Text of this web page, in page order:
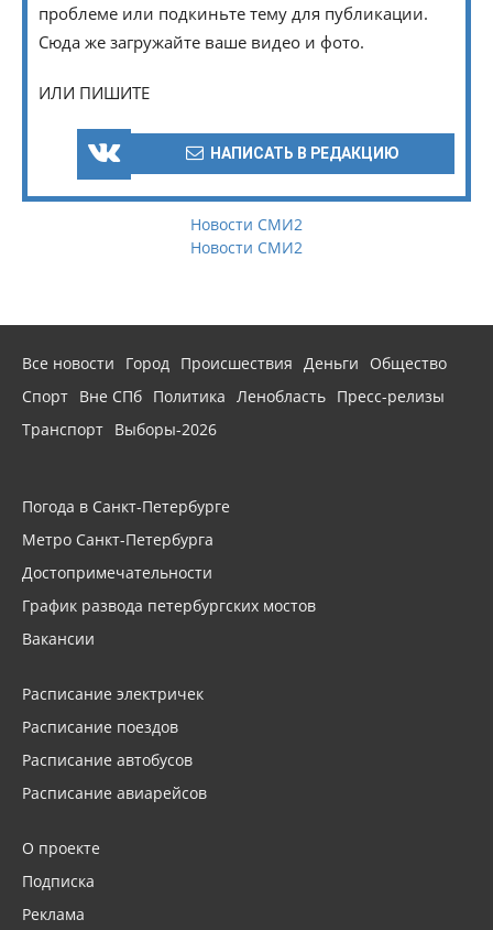
проблеме или подкиньте тему для публикации.
Сюда же загружайте ваше видео и фото.
ИЛИ ПИШИТЕ
НАПИСАТЬ В РЕДАКЦИЮ
Новости СМИ2
Новости СМИ2
Все новости Город Происшествия Деньги
Общество
Спорт Вне СПб Политика Ленобласть Пресс-релизы
Транспорт Выборы-2026
Погода в Санкт-Петербурге
Метро Санкт-Петербурга
Достопримечательности
График развода петербургских мостов
Вакансии
Расписание электричек
Расписание поездов
Расписание автобусов
Расписание авиарейсов
О проекте
Подписка
Реклама